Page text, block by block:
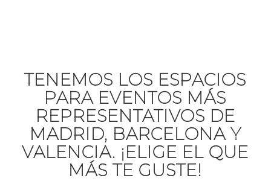
TENEMOS LOS ESPACIOS
PARA EVENTOS MÁS
REPRESENTATIVOS DE
MADRID, BARCELONA Y
VALENCIA. ¡ELIGE EL QUE
MÁS TE GUSTE!